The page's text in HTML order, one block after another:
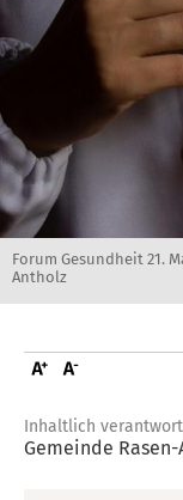
Forum Gesundheit 21.
Antholz
Inhaltlich
Gemeinde